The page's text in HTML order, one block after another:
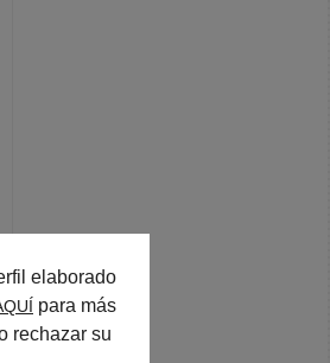
elaborado
para más
rechazar su